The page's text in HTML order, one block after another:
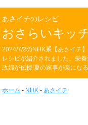
あさイチのレシピ
おさらいキッ
2024/7/2のNHK系【あさイチ
レシピが紹介されました。栄
政婦が伝授!夏の家事が楽になる
ホーム - NHK - あさイチ